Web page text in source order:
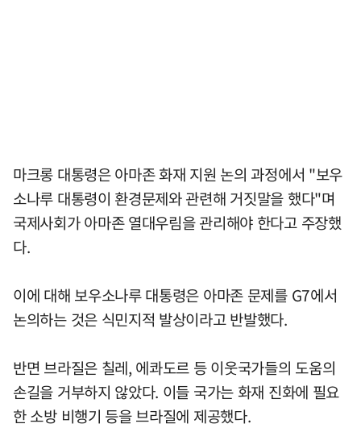
마크롱 대통령은 아마존 화재 지원 논의 과정에서 "보우
소나루 대통령이 환경문제와 관련해 거짓말을 했다"며
국제사회가 아마존 열대우림을 관리해야 한다고 주장했
다.
이에 대해 보우소나루 대통령은 아마존 문제를 G7에서
논의하는 것은 식민지적 발상이라고 반발했다.
반면 브라질은 칠레, 에콰도르 등 이웃국가들의 도움의
손길을 거부하지 않았다. 이들 국가는 화재 진화에 필요
한 소방 비행기 등을 브라질에 제공했다.